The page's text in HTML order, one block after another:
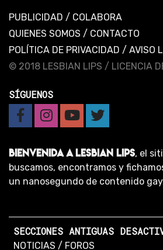
PUBLICIDAD / COLABORA
QUIENES SOMOS / CONTACTO
POLÍTICA DE PRIVACIDAD / AVISO
© 2018 LESBIAN LIPS / LICENCIA
SÍGUENOS
BIENVENIDA A LESBIAN LIPS, el
buscamos, encontramos y
un nanosegundo de contenido
SECCIONES ANTIGUAS
NOTICIAS / FOROS